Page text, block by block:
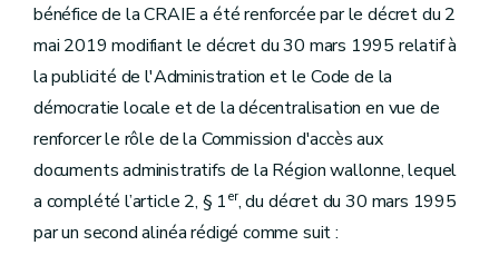
bénéfice de la CRAIE a été renforcée par le décret du 2
mai 2019 modifiant le décret du 30 mars 1995 relatif à
la publicité de l'Administration et le Code de la
démocratie locale et de la décentralisation en vue de
renforcer le rôle de la Commission d'accès aux
documents administratifs de la Région wallonne, lequel
a complété l’article 2, § 1er, du décret du 30 mars 1995
par un second alinéa rédigé comme suit :